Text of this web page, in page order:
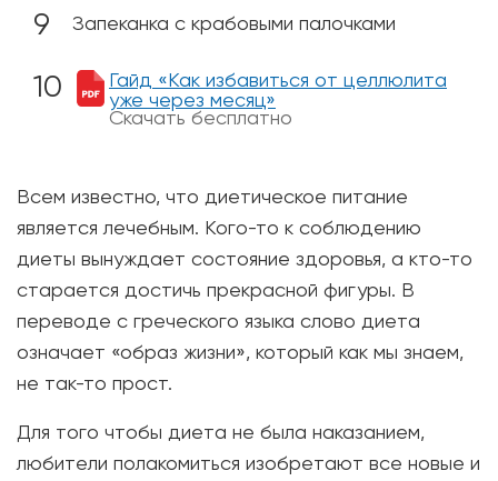
Запеканка с крабовыми палочками
Гайд «Как избавиться от целлюлита
уже через месяц»
Скачать бесплатно
Всем известно, что диетическое питание
является лечебным. Кого-то к соблюдению
диеты вынуждает состояние здоровья, а кто-то
старается достичь прекрасной фигуры. В
переводе с греческого языка слово диета
означает «образ жизни», который как мы знаем,
не так-то прост.
Для того чтобы диета не была наказанием,
любители полакомиться изобретают все новые и